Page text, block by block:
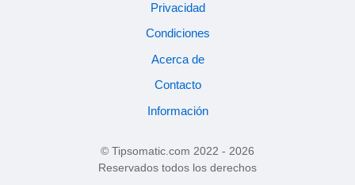
Privacidad
Condiciones
Acerca de
Contacto
Información
© Tipsomatic.com 2022 - 2026
Reservados todos los derechos